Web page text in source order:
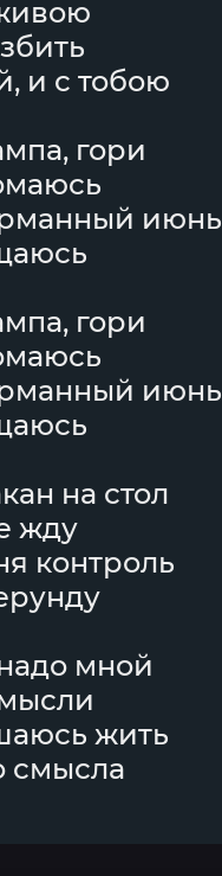
и с тобою
гори
июнь
гори
июнь
на стол
жду
контроль
мной
жить
смысла